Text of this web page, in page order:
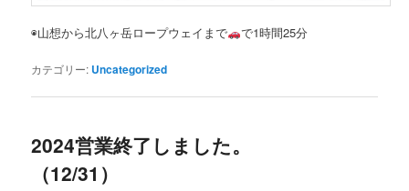
◉山想から北八ヶ岳ロープウェイまで で1時間25分
カテゴリー: Uncategorized
2024営業終了しました。
（12/31）